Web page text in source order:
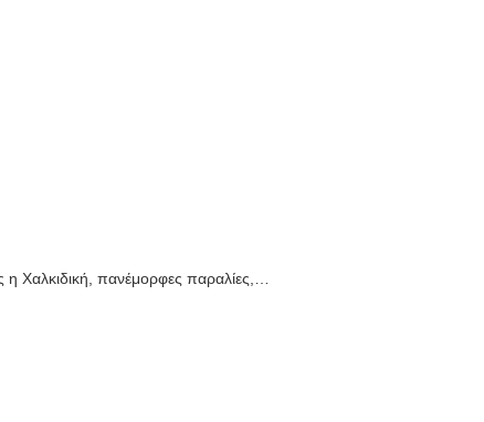
η Χαλκιδική, πανέμορφες παραλίες,…